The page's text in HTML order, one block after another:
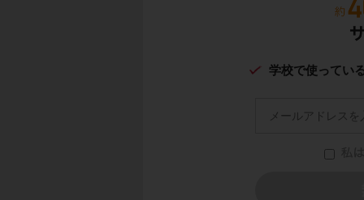
学校で使ってい